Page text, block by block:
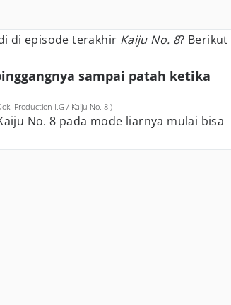
di episode terakhir Kaiju No. 8? Berikut
sampai patah ketika
Production I.G / Kaiju No. 8 )
No. 8 pada mode liarnya mulai bisa